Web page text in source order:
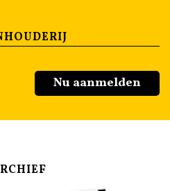
Nu aanmelden